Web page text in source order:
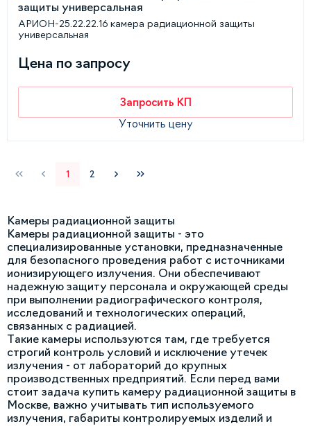
АРИОН-25.22.22.16 камера радиационной защиты
универсальная
Цена по запросу
Запросить КП
Уточнить цену
1 2
Камеры радиационной защиты
Камеры радиационной защиты - это
специализированные установки, предназначенные
для безопасного проведения работ с источниками
ионизирующего излучения. Они обеспечивают
надежную защиту персонала и окружающей среды
при выполнении радиографического контроля,
исследований и технологических операций,
связанных с радиацией.
Такие камеры используются там, где требуется
строгий контроль условий и исключение утечек
излучения - от лабораторий до крупных
производственных предприятий. Если перед вами
стоит задача купить камеру радиационной защиты в
Москве, важно учитывать тип используемого
излучения, габариты контролируемых изделий и